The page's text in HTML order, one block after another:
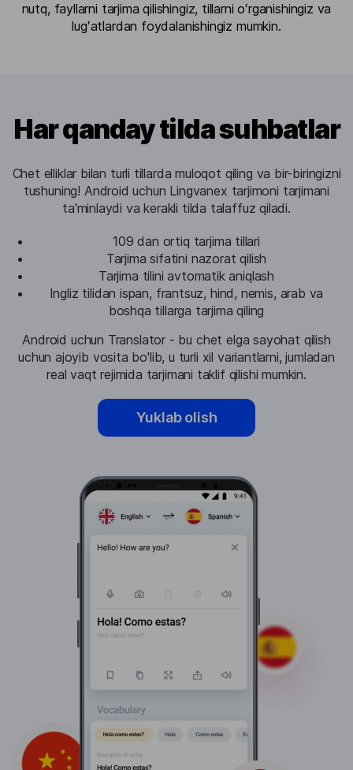
nutq, fayllarni tarjima qilishingiz, tillarni oʻrganishingiz va
lugʻatlardan foydalanishingiz mumkin.
Har qanday tilda suhbatlar
Chet elliklar bilan turli tillarda muloqot qiling va bir-biringizni
tushuning! Android uchun Lingvanex tarjimoni tarjimani
ta'minlaydi va kerakli tilda talaffuz qiladi.
109 dan ortiq tarjima tillari
Tarjima sifatini nazorat qilish
Tarjima tilini avtomatik aniqlash
Ingliz tilidan ispan, frantsuz, hind, nemis, arab va
boshqa tillarga tarjima qiling
Android uchun Translator - bu chet elga sayohat qilish
uchun ajoyib vosita bo'lib, u turli xil variantlarni, jumladan
real vaqt rejimida tarjimani taklif qilishi mumkin.
Yuklab olish